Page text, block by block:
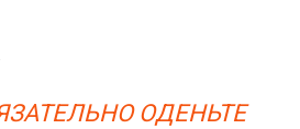
ОДЕНЬТЕ